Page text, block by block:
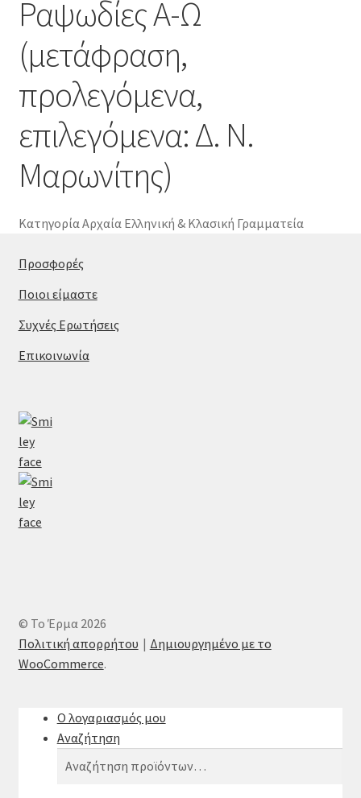
Ραψωδίες Α-Ω
(μετάφραση,
προλεγόμενα,
επιλεγόμενα: Δ. Ν.
Μαρωνίτης)
ΚατηγορίαΑρχαία Ελληνική & Κλασική Γραμματεία
Προσφορές
Ποιοι είμαστε
Συχνές Ερωτήσεις
Επικοινωνία
© Το Έρμα 2026
Πολιτική απορρήτου
Δημιουργημένο με το
WooCommerce.
Ο λογαριασμός μου
Αναζήτηση
Αναζήτηση
Αναζήτηση